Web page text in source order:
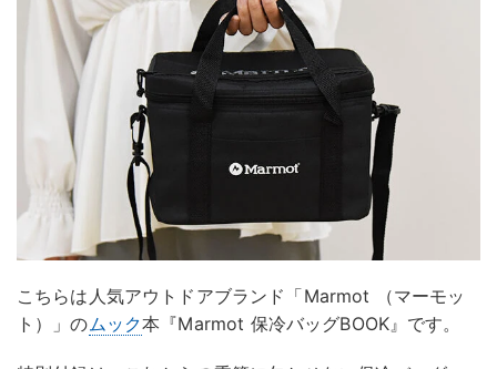
こちらは人気アウトドアブランド「Marmot （マーモッ
ト）」のムック本『Marmot 保冷バッグBOOK』です。